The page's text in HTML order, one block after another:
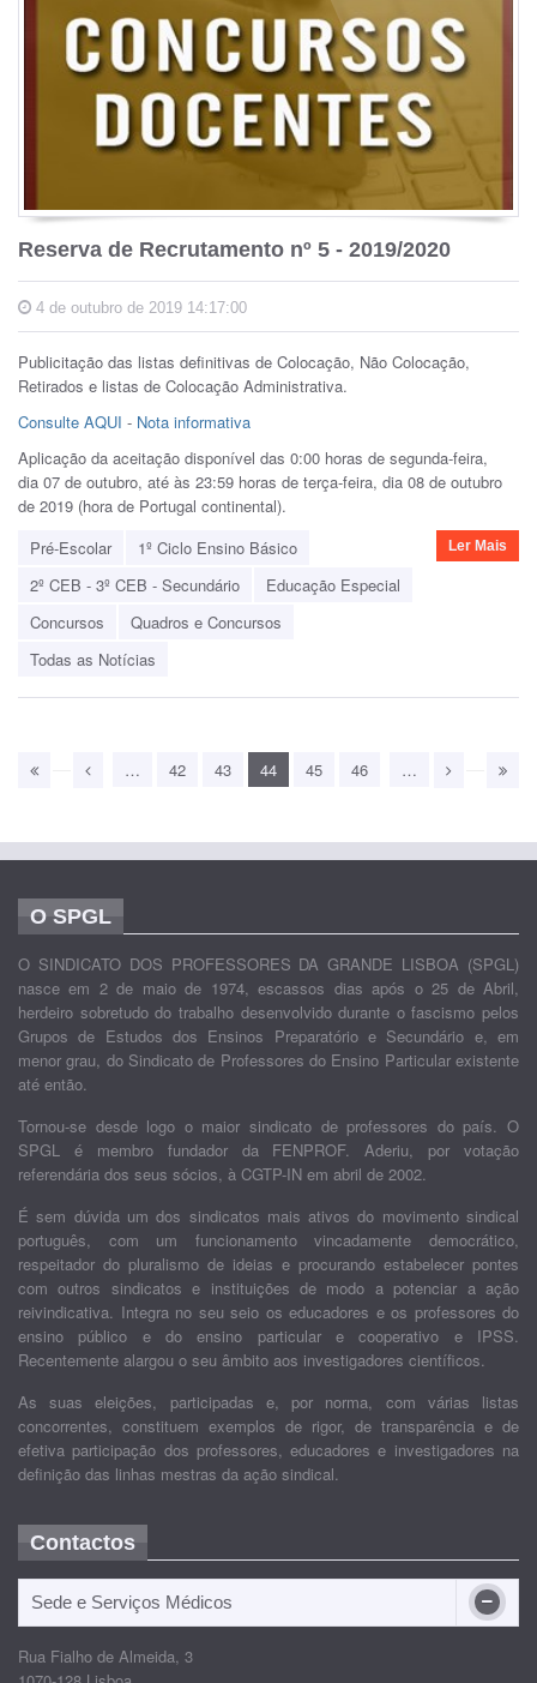
Reserva de Recrutamento nº 5 - 2019/2020
4 de outubro de 2019 14:17:00
Publicitação das listas definitivas de Colocação, Não Colocação,
Retirados e listas de Colocação Administrativa.
Consulte AQUI - Nota informativa
Aplicação da aceitação disponível das 0:00 horas de segunda-feira,
dia 07 de outubro, até às 23:59 horas de terça-feira, dia 08 de outubro
de 2019 (hora de Portugal continental).
Pré-Escolar
1º Ciclo Ensino Básico
2º CEB - 3º CEB - Secundário
Educação Especial
Concursos
Quadros e Concursos
Todas as Notícias
Ler Mais
… 42 43 44 45 46 …
O SPGL
O SINDICATO DOS PROFESSORES DA GRANDE LISBOA (SPGL)
nasce em 2 de maio de 1974, escassos dias após o 25 de Abril,
herdeiro sobretudo do trabalho desenvolvido durante o fascismo pelos
Grupos de Estudos dos Ensinos Preparatório e Secundário e, em
menor grau, do Sindicato de Professores do Ensino Particular existente
até então.
Tornou-se desde logo o maior sindicato de professores do país. O
SPGL é membro fundador da FENPROF. Aderiu, por votação
referendária dos seus sócios, à CGTP-IN em abril de 2002.
É sem dúvida um dos sindicatos mais ativos do movimento sindical
português, com um funcionamento vincadamente democrático,
respeitador do pluralismo de ideias e procurando estabelecer pontes
com outros sindicatos e instituições de modo a potenciar a ação
reivindicativa. Integra no seu seio os educadores e os professores do
ensino público e do ensino particular e cooperativo e IPSS.
Recentemente alargou o seu âmbito aos investigadores científicos.
As suas eleições, participadas e, por norma, com várias listas
concorrentes, constituem exemplos de rigor, de transparência e de
efetiva participação dos professores, educadores e investigadores na
definição das linhas mestras da ação sindical.
Contactos
Sede e Serviços Médicos
Rua Fialho de Almeida, 3